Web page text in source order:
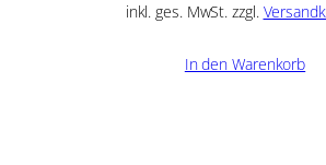
inkl. ges. MwSt. zzgl.
In den Warenkorb